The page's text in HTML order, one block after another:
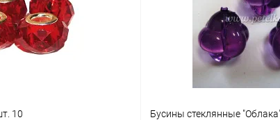
10 Бусины стеклянные